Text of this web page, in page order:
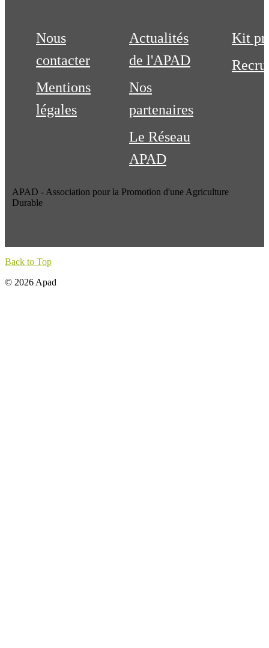
Nous
contacter
Mentions
légales
Actualités
de l'APAD
Nos
partenaires
Le Réseau
APAD
Kit
APAD - Association pour la Promotion d'une Agriculture
Durable
Back to Top
© 2026 Apad